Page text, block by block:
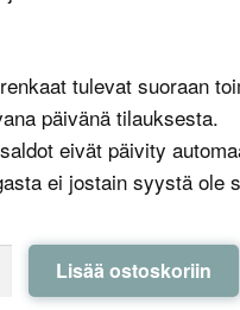
tulevat suoraan
päivänä tilauksesta.
eivät päivity
ei jostain syystä ole
Lisää ostoskoriin